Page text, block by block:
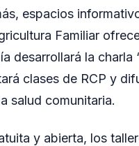
espacios
Familiar
desarrollará la charla
clases de RCP y
salud comunitaria.
y abierta, los